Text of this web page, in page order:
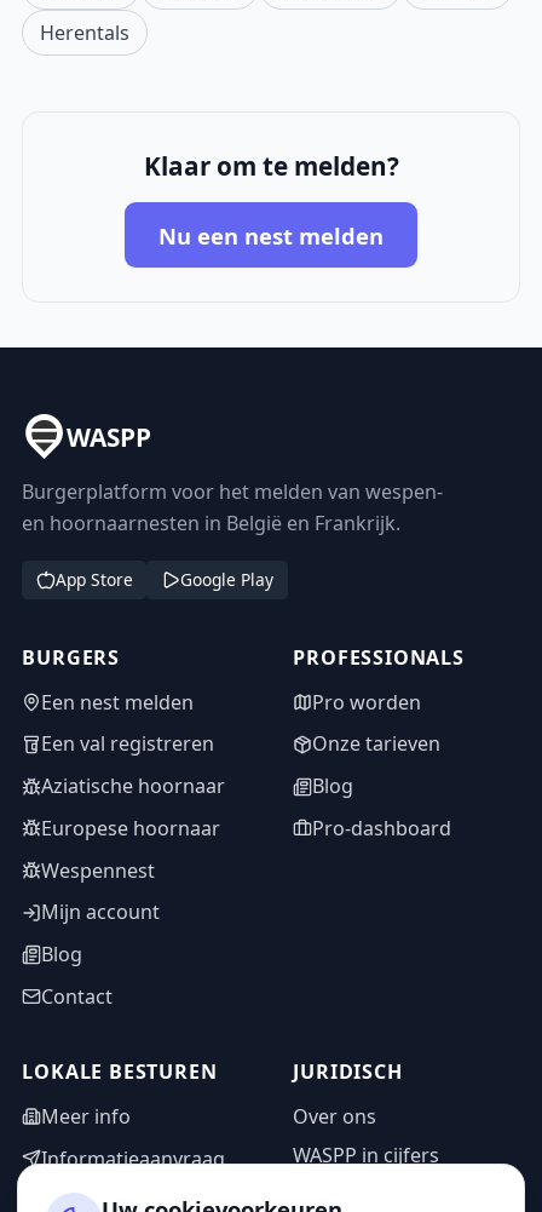
Herentals
Klaar om te melden?
Nu een nest melden
WASPP
Burgerplatform voor het melden van wespen-
en hoornaarnesten in België en Frankrijk.
App Store Google Play
BURGERS
Een nest melden
Een val registreren
Aziatische hoornaar
Europese hoornaar
Wespennest
Mijn account
Blog
Contact
PROFESSIONALS
Pro worden
Onze tarieven
Blog
Pro-dashboard
LOKALE BESTUREN
Meer info
Informatieaanvraag
Adminzone
JURIDISCH
Over ons
WASPP in cijfers